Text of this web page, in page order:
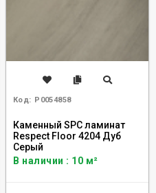
Код: Р0054858
Каменный SPC ламинат
Respect Floor 4204 Дуб
Серый
В наличии : 10 м²